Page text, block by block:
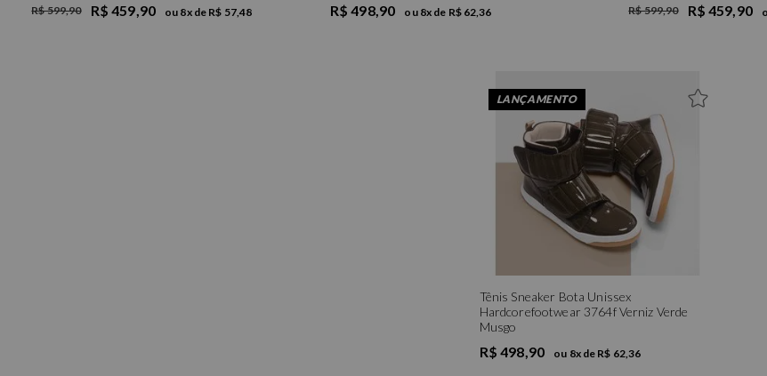
R$ 599,90 R$ 459,90 ou 8x de R$ 57,48 R$ 498,90 ou 8x de R$ 62,36 R$ 599,90 R$ 459,90
LANÇAMENTO
Tênis Sneaker Bota Unissex
Hardcorefootwear 3764f Verniz Verde
Musgo
R$ 498,90 ou 8x de R$ 62,36